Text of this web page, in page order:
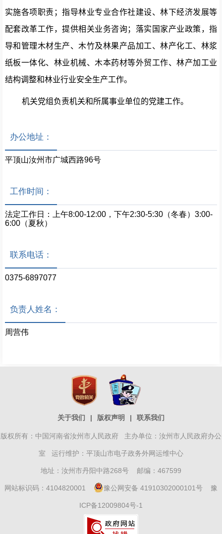
实施各项职责；指导林业专业合作社建设、林下经济发展等
配套改革工作，提供相关业务咨询；落实国家产业政策，指
导和管理木材生产、木竹及林果产品加工、林产化工、林浆
纸板一体化、林业机械、木本药材等外贸工作、林产加工业
结构调整和林业行业安全生产工作。
机关党组 负责机关和所属事业单位的党建工作。
办公地址：
平顶山汝州市广城西路96号
工作时间：
法定工作日：上午8:00-12:00，下午2:30-5:30（冬春）3:00-
6:00（夏秋）
联系电话：
0375-6897077
负责人姓名：
周营伟
关于我们 | 版权声明 | 联系我们
版权所有：中国河南省汝州市人民政府 主办单位：汝州市人民政府办公
室 运行维护：平顶山市电子政务外网运维中心
地址：汝州市丹阳中路268号 邮编：467599
网站标识码：4104820001 豫公网安备 41910302000101号 豫
ICP备12009804号-1